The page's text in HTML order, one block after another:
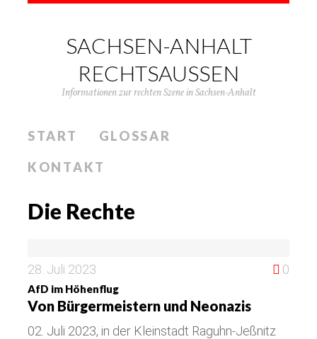
SACHSEN-ANHALT
RECHTSAUSSEN
Informationen zur rechten Szene in Sachsen-Anhalt
START
GLOSSAR
KONTAKT
Die Rechte
28. Juli 2023 0
AfD im Höhenflug
Von Bürgermeistern und Neonazis
02. Juli 2023, in der Kleinstadt Raguhn-Jeßnitz